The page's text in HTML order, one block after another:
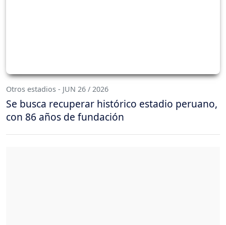
Otros estadios - JUN 26 / 2026
Se busca recuperar histórico estadio peruano,
con 86 años de fundación